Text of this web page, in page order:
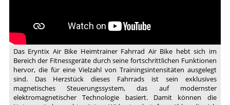
bestes
Training
Das Eryntix Air Bike Heimtrainer Fahrrad Air Bike hebt sich im
Bereich der Fitnessgeräte durch seine fortschrittlichen Funktionen
hervor, die für eine Vielzahl von Trainingsintensitäten ausgelegt
sind. Das Herzstück dieses Fahrrads ist sein exklusives
magnetisches Steuerungssystem, das auf modernster
elektromagnetischer Technologie basiert. Damit können die